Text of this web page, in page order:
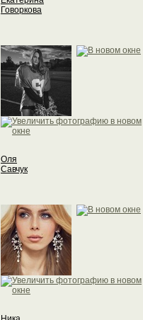
Говоркова
Оля
Савчук